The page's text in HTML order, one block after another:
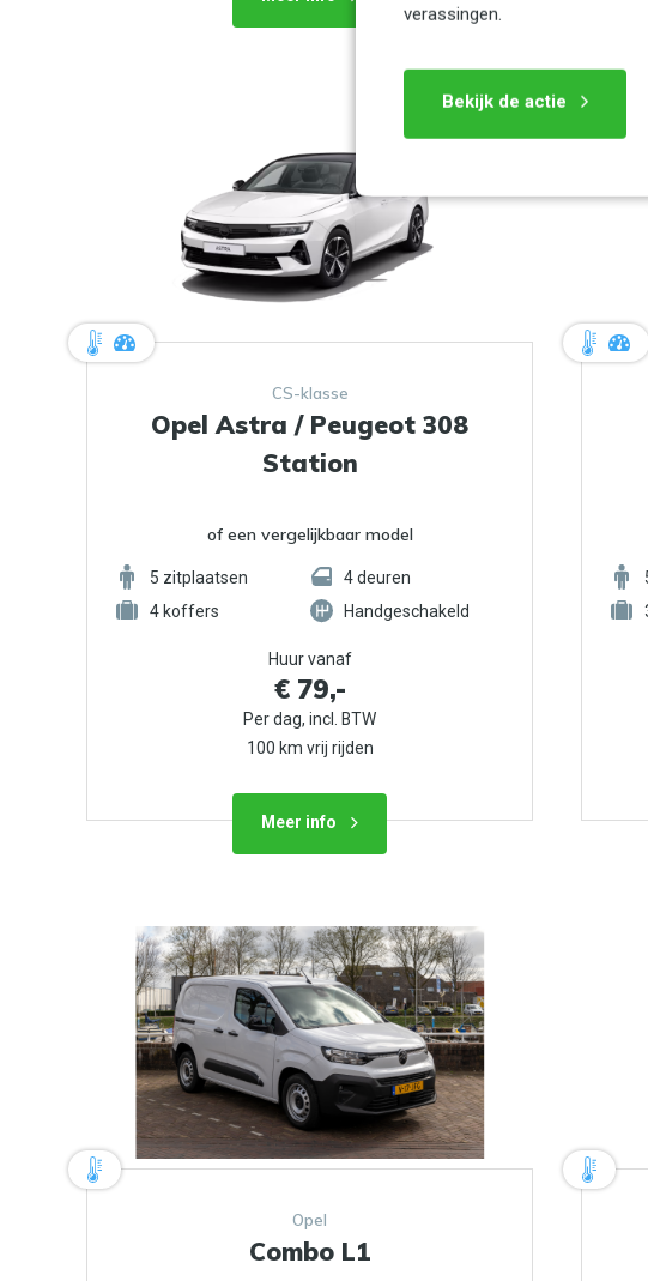
CS-klasse
Opel Astra / Peugeot 308
Station
of een vergelijkbaar model
5 zitplaatsen 4deuren
4 koffers Handgeschakeld
Huur vanaf
€ 79,-
Per dag, incl. BTW
100 km vrij rijden
Meer info
Opel
Combo L1
verassingen.
Bekijk de actie